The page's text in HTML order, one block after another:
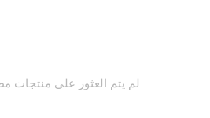
لم يتم العثور على منتجات